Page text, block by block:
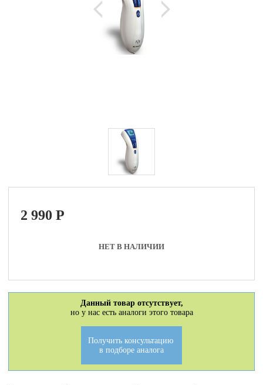
2 990P
НЕТ В НАЛИЧИИ
Данный товар отсутствует,
но у нас есть аналоги этого товара
Получить консультацию
в подборе аналога